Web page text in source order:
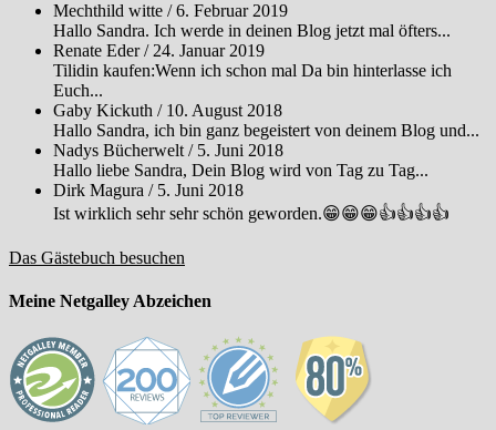
Mechthild witte /6. Februar 2019
Hallo Sandra. Ich werde in deinen Blog jetzt mal öfters...
Renate Eder/ 24. Januar 2019
Tilidin kaufen:Wenn ich schon mal Da bin hinterlasse ich
Euch...
Gaby Kickuth / 10. August 2018
Hallo Sandra, ich bin ganz begeistert von deinem Blog und...
Nadys Bücherwelt / 5. Juni 2018
Hallo liebe Sandra, Dein Blog wird von Tag zu Tag...
Dirk Magura / 5. Juni 2018
Ist wirklich sehr sehr schön geworden.😁😁😁👍👍👍👍
Das Gästebuch besuchen
Meine Netgalley Abzeichen